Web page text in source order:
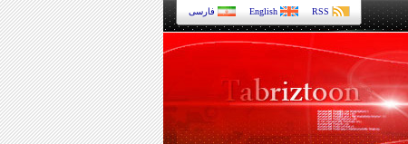
English RSS فارسی